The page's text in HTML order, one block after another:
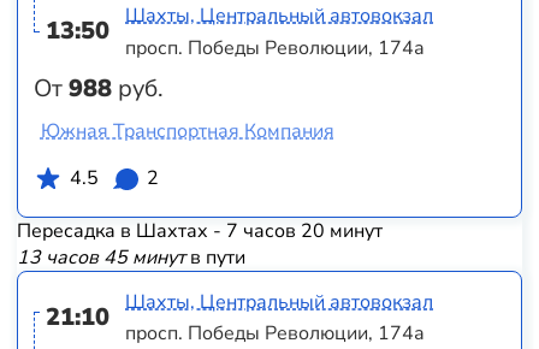
13:50
От988 руб.
Шахты, Центральный автовокзал
просп. Победы Революции, 174а
Южная Транспортная Компания
4.5
2
Пересадка в Шахтах - 7 часов 20 минут
13 часов 45 минутв пути
21:10
Шахты, Центральный автовокзал
просп. Победы Революции, 174а